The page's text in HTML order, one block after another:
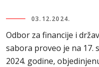
03.12.2024.
Odbor za financije i
sabora proveo je na 17.
2024. godine,